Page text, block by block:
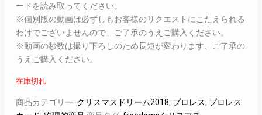
ードを読み取ってください。
※個別版の動画は必ずしもお客様のリクエストにこたえられる
わけでございませんので、ご了承のうえご購入ください。
※動画の秒数は撮り下ろしのため長短が変わります、ご了承の
うえご購入ください。
在庫切れ
商品カテゴリー: クリスマスドリーム2018, プロレス, プロレス